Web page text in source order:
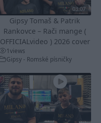
03:07
Gipsy Tomaš & Patrik
Rankovce – Rači mange (
OFFICIALvideo ) 2026 cover
1views
Gipsy - Romské písničky